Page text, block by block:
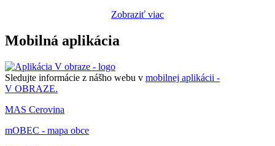
Zobraziť viac
Mobilná aplikácia
Sledujte informácie z nášho webu v mobilnej aplikácii -
V OBRAZE.
MAS Cerovina
mOBEC - mapa obce